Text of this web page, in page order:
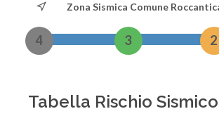
Zona Sismica Comune
4 3 2
Tabella Rischio Sismico